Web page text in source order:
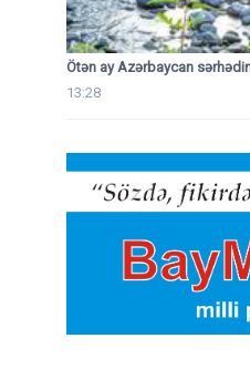
Ötən ay Azərbaycan
13:28